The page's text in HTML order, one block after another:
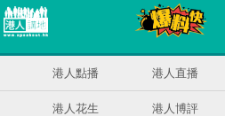
港人點播 港人直播
港人花生 港人博評